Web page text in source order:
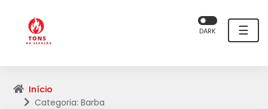
☰
DARK
Início
Categoria: Barba